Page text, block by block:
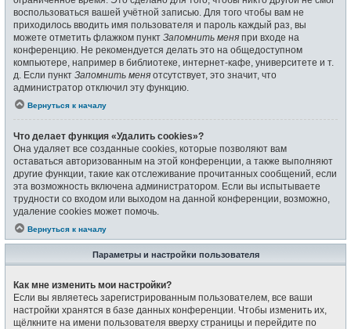
воспользоваться вашей учётной записью. Для того чтобы вам не
приходилось вводить имя пользователя и пароль каждый раз, вы
можете отметить флажком пункт Запомнить меня при входе на
конференцию. Не рекомендуется делать это на общедоступном
компьютере, например в библиотеке, интернет-кафе, университете и т.
д. Если пункт Запомнить меня отсутствует, это значит, что
администратор отключил эту функцию.
Вернуться к началу
Что делает функция «Удалить cookies»?
Она удаляет все созданные cookies, которые позволяют вам
оставаться авторизованным на этой конференции, а также выполняют
другие функции, такие как отслеживание прочитанных сообщений, если
эта возможность включена администратором. Если вы испытываете
трудности со входом или выходом на данной конференции, возможно,
удаление cookies может помочь.
Вернуться к началу
Параметры и настройки пользователя
Как мне изменить мои настройки?
Если вы являетесь зарегистрированным пользователем, все ваши
настройки хранятся в базе данных конференции. Чтобы изменить их,
щёлкните на имени пользователя вверху страницы и перейдите по